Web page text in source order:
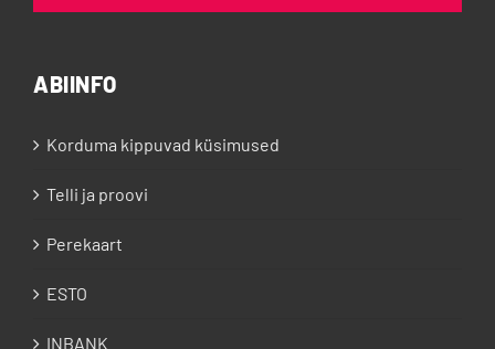
ABIINFO
Korduma kippuvad küsimused
Telli ja proovi
Perekaart
ESTO
INBANK